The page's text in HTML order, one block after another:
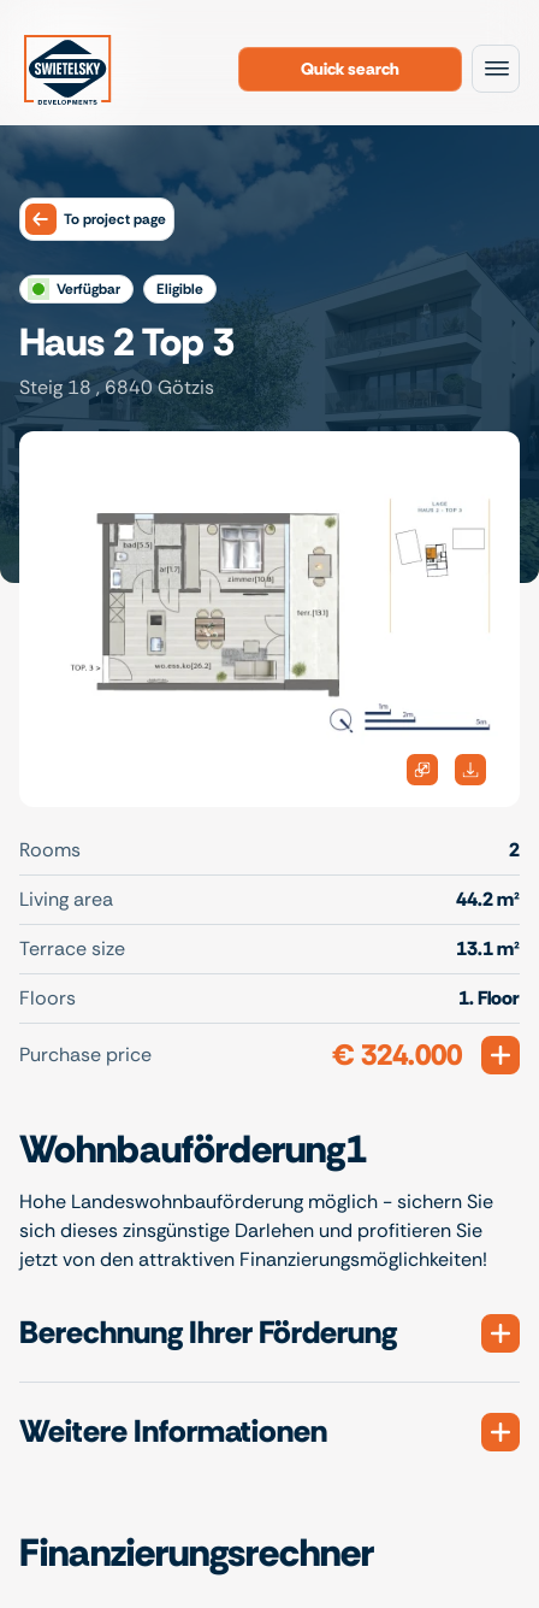
To the content Quick search
To project page
verfügbar eligible
Haus 2 Top 3
Steig 18 , 6840 Götzis
Rooms
2
Living area
44.2 m²
Terrace size
13.1 m²
Floors
1. Floor
Purchase price € 324.000
Wohnbauförderung1
Hohe Landeswohnbauförderung möglich - sichern Sie
sich dieses zinsgünstige Darlehen und profitieren Sie
jetzt von den attraktiven Finanzierungsmöglichkeiten!
Berechnung Ihrer Förderung
Weitere Informationen
Finanzierungsrechner